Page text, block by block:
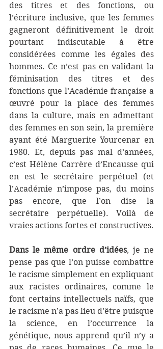
des titres et des fonctions, ou
l’écriture inclusive, que les femmes
gagneront définitivement le droit
pourtant indiscutable à être
considérées comme les égales des
hommes. Ce n’est pas en validant la
féminisation des titres et des
fonctions que l’Académie française a
œuvré pour la place des femmes
dans la culture, mais en admettant
des femmes en son sein, la première
ayant été Marguerite Yourcenar en
1980. Et, depuis pas mal d’années,
c’est Hélène Carrère d’Encausse qui
en est le secrétaire perpétuel (et
l’Académie n’impose pas, du moins
pas encore, que l’on dise la
secrétaire perpétuelle). Voilà de
vraies actions fortes et constructives.
Dans le même ordre d’idées, je ne
pense pas que l’on puisse combattre
le racisme simplement en expliquant
aux racistes ordinaires, comme le
font certains intellectuels naïfs, que
le racisme n’a pas lieu d’être puisque
la science, en l’occurrence la
génétique, nous apprend qu’il n’y a